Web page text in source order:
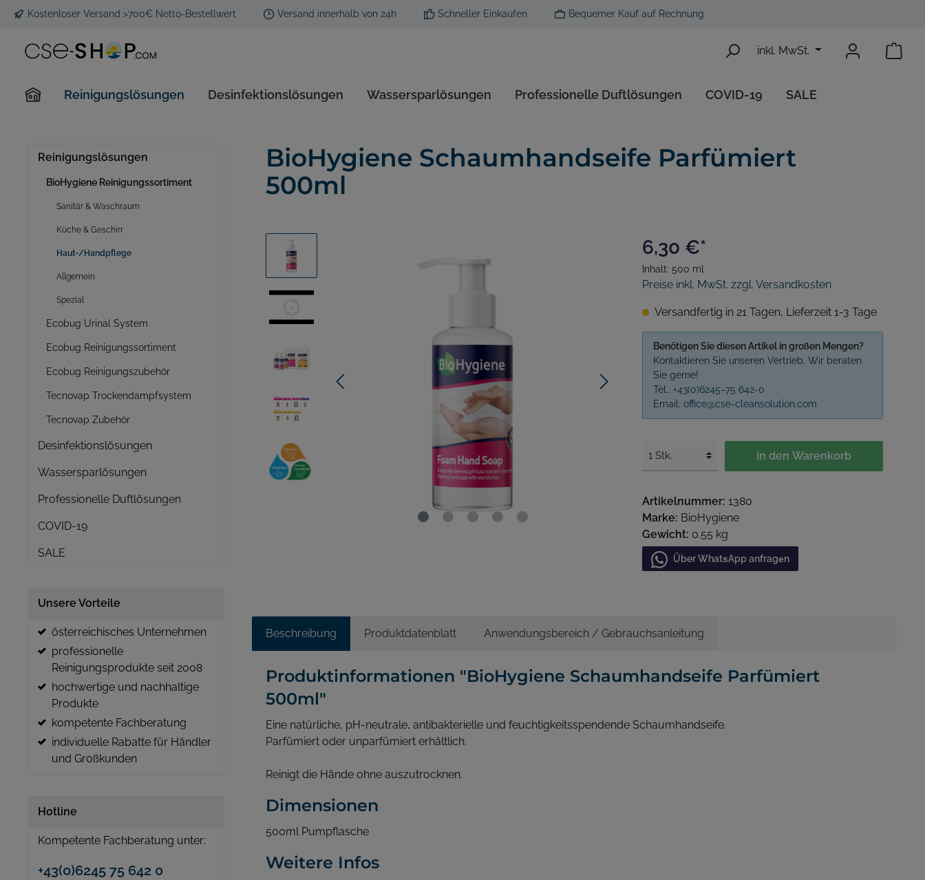
Kostenloser Versand >700€ Netto-Bestellwert Versand innerhalb von 24h Schneller Einkaufen Bequemer Kauf auf Rechnung
inkl. MwSt.
Reinigungslösungen Desinfektionslösungen Wassersparlösungen Professionelle Duftlösungen COVID-19 SALE
Sanitär & Waschraum
Küche & Geschirr
Haut-/Handpflege
Allgemein
Spezial
Tecnovap Trockendampfsystem Tecnovap Zubehör
Reinigungslösungen
BioHygiene Reinigungssortiment
Sanitär & Waschraum
Küche & Geschirr
Haut-/Handpflege
Allgemein
Spezial
Ecobug Urinal System
Ecobug Reinigungssortiment
Ecobug Reinigungszubehör
Tecnovap Trockendampfsystem
Tecnovap Zubehör
Desinfektionslösungen
Wassersparlösungen
Professionelle Duftlösungen
COVID-19
SALE
Unsere Vorteile
österreichisches Unternehmen
professionelle
Reinigungsprodukte seit 2008
hochwertige und nachhaltige
Produkte
kompetente Fachberatung
individuelle Rabatte für Händler
und Großkunden
Hotline
Kompetente Fachberatung unter:
+43(0)6245 75 642 0
BioHygiene Schaumhandseife Parfümiert
500ml
6,30 €*
Inhalt: 500 ml
Preise inkl. MwSt. zzgl. Versandkosten
Versandfertig in 21 Tagen, Lieferzeit 1-3 Tage
Benötigen Sie diesen Artikel in großen Mengen?
Kontaktieren Sie unseren Vertrieb. Wir beraten
Sie gerne!
Tel.: +43(0)6245–75 642-0
Email: office@cse-cleansolution.com
In den Warenkorb
Artikelnummer: 1380
Marke: BioHygiene
Gewicht: 0.55 kg
Über WhatѕApp anfragеn
Beschreibung Produktdatenblatt Anwendungsbereich / Gebrauchsanleitung
Produktinformationen "BioHygiene Schaumhandseife Parfümiert
500ml"
Eine natürliche, pH-neutrale, antibakterielle und feuchtigkeitsspendende Schaumhandseife.
Parfümiert oder unparfümiert erhältlich.
Reinigt die Hände ohne auszutrocknen.
Dimensionen
500ml Pumpflasche
Weitere Infos